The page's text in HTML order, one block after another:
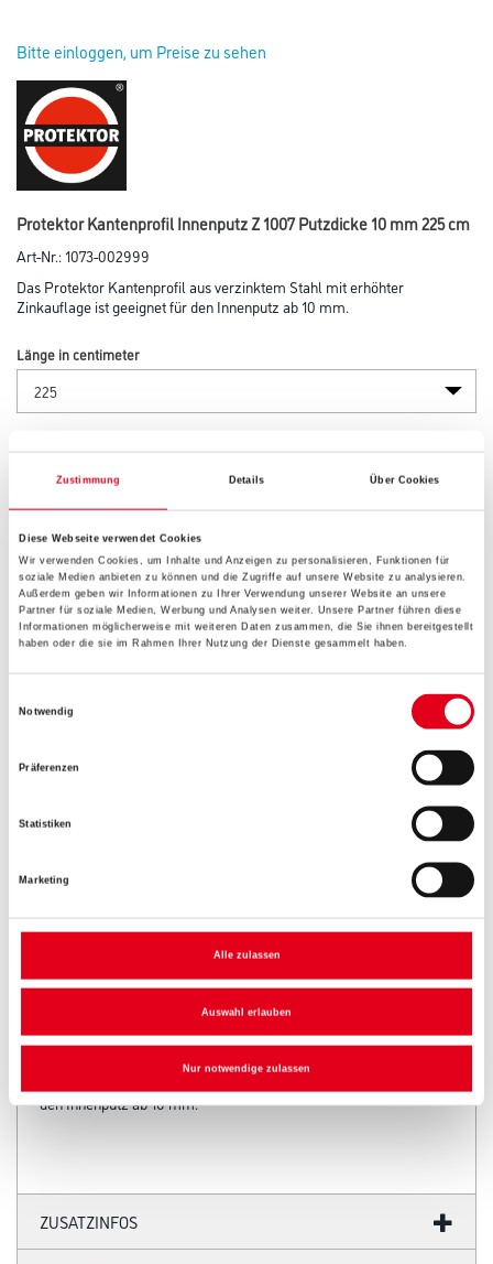
Zustimmung Details Über Cookies
Diese Webseite verwendet Cookies
Wir verwenden Cookies, um Inhalte und Anzeigen zu personalisieren, Funktionen für
soziale Medien anbieten zu können und die Zugriffe auf unsere Website zu analysieren.
Außerdem geben wir Informationen zu Ihrer Verwendung unserer Website an unsere
Partner für soziale Medien, Werbung und Analysen weiter. Unsere Partner führen diese
Informationen möglicherweise mit weiteren Daten zusammen, die Sie ihnen bereitgestellt
haben oder die sie im Rahmen Ihrer Nutzung der Dienste gesammelt haben.
Notwendig
Präferenzen
Statistiken
Marketing
Alle zulassen
Auswahl erlauben
Nur notwendige zulassen
Bitte einloggen, um Preise zu sehen
Protektor Kantenprofil Innenputz Z 1007 Putzdicke 10 mm 225 cm
Art-Nr.:1073-002999
Das Protektor Kantenprofil aus verzinktem Stahl mit erhöhter
Zinkauflage ist geeignet für den Innenputz ab 10 mm.
Länge in centimeter
Gebinde
den Innenputz ab 10 mm.
ZUSATZINFOS